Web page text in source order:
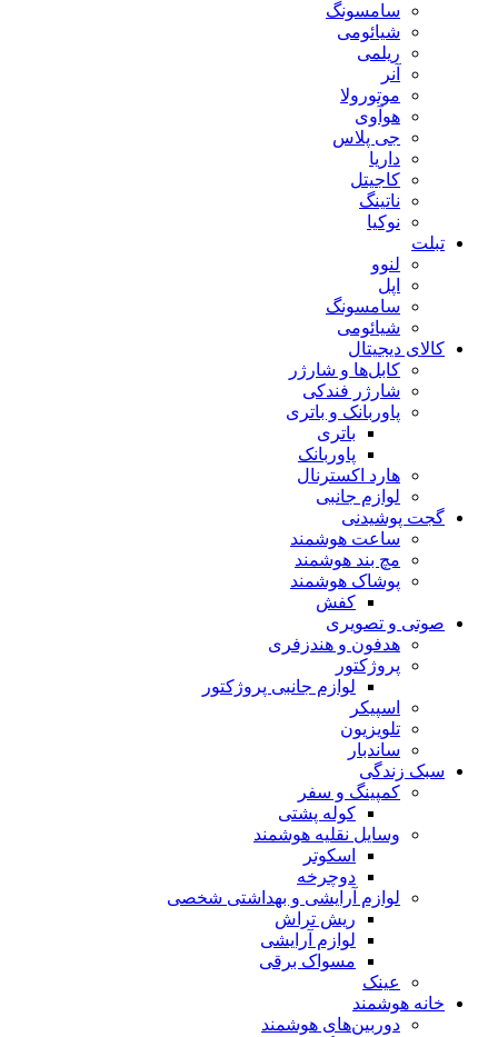
سامسونگ
شیائومی
ریلمی
آنر
موتورولا
هوآوی
جی پلاس
داریا
کاجیتل
ناتینگ
نوکیا
تبلت
لنوو
اپل
سامسونگ
شیائومی
کالای دیجیتال
کابل‌ها و شارژر
شارژر فندکی
پاوربانک و باتری
باتری
پاوربانک
هارد اکسترنال
لوازم جانبی
گجت پوشیدنی
ساعت هوشمند
مچ بند هوشمند
پوشاک هوشمند
کفش
صوتی و تصویری
هدفون و هندزفری
پروژکتور
لوازم جانبی پروژکتور
اسپیکر
تلویزیون
ساندبار
سبک زندگی
کمپینگ و سفر
کوله پشتی
وسایل نقلیه هوشمند
اسکوتر
دوچرخه
لوازم آرایشی و بهداشتی شخصی
ریش تراش
لوازم آرایشی
مسواک برقی
عینک
خانه هوشمند
دوربین‌های هوشمند